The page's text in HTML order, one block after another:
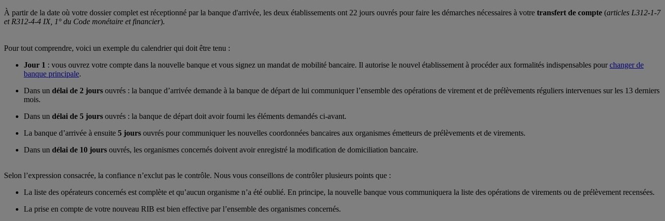
À partir de la date où votre dossier complet est réceptionné par la banque d'arrivée, les deux établissements ont 22 jours ouvrés pour faire les démarches nécessaires à votre transfert de compte (articles L312-1-7
et R312-4-4 IX, 1° du Code monétaire et financier).
Pour tout comprendre, voici un exemple du calendrier qui doit être tenu :
Jour 1 : vous ouvrez votre compte dans la nouvelle banque et vous signez un mandat de mobilité bancaire. Il autorise le nouvel établissement à procéder aux formalités indispensables pourchanger de
banque principale.
Dans un délai de 2 jours ouvrés : la banque d’arrivée demande à la banque de départ de lui communiquer l’ensemble des opérations de virement et de prélèvements réguliers intervenues sur les 13 derniers
mois.
Dans un délai de 5 jours ouvrés : la banque de départ doit avoir fourni les éléments demandés ci-avant.
La banque d’arrivée à ensuite 5 jours ouvrés pour communiquer les nouvelles coordonnées bancaires aux organismes émetteurs de prélèvements et de virements.
Dans un délai de 10 jours ouvrés, les organismes concernés doivent avoir enregistré la modification de domiciliation bancaire.
Selon l’expression consacrée, la confiance n’exclut pas le contrôle. Nous vous conseillons de contrôler plusieurs points que :
La liste des opérateurs concernés est complète et qu’aucun organisme n’a été oublié. En principe, la nouvelle banque vous communiquera la liste des opérations de virements ou de prélèvement recensées.
La prise en compte de votre nouveau RIB est bien effective par l’ensemble des organismes concernés.